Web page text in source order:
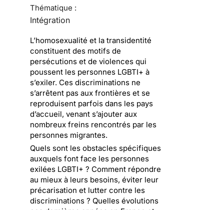
Thématique :
Intégration
L’homosexualité et la transidentité
constituent des motifs de
persécutions et de violences qui
poussent les personnes LGBTI+ à
s’exiler. Ces discriminations ne
s’arrêtent pas aux frontières et se
reproduisent parfois dans les pays
d’accueil, venant s’ajouter aux
nombreux freins rencontrés par les
personnes migrantes.
Quels sont les obstacles spécifiques
auxquels font face les personnes
exilées LGBTI+ ? Comment répondre
au mieux à leurs besoins, éviter leur
précarisation et lutter contre les
discriminations ? Quelles évolutions